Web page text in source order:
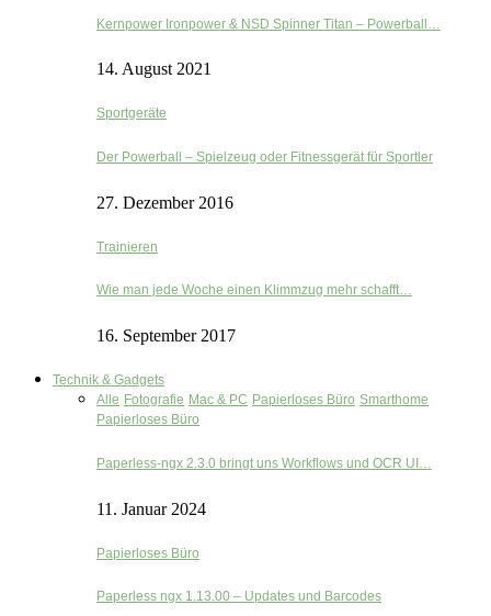
Kernpower Ironpower & NSD Spinner Titan – Powerball…
14. August 2021
Sportgeräte
Der Powerball – Spielzeug oder Fitnessgerät für Sportler
27. Dezember 2016
Trainieren
Wie man jede Woche einen Klimmzug mehr schafft…
16. September 2017
Technik & Gadgets
Alle Fotografie Mac & PC Papierloses Büro Smarthome
Papierloses Büro
Paperless-ngx 2.3.0 bringt uns Workflows und OCR UI…
11. Januar 2024
Papierloses Büro
Paperless ngx 1.13.00 – Updates und Barcodes